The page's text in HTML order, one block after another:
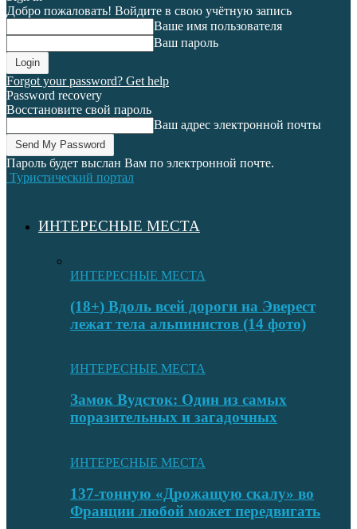
Добро пожаловать! Войдите в свою учётную запись
Ваше имя пользователя
Ваш пароль
Forgot your password? Get help
Password recovery
Восстановите свой пароль
Ваш адрес электронной почты
Пароль будет выслан Вам по электронной почте.
Туристический портал
ИНТЕРЕСНЫЕ МЕСТА
ИНТЕРЕСНЫЕ МЕСТА
(18+) Вдоль всей дороги на Эверест
лежат тела альпинистов (14 фото)
ИНТЕРЕСНЫЕ МЕСТА
Замок Вудсток: Один из самых
поразительных и загадочных
ИНТЕРЕСНЫЕ МЕСТА
137-тонную «Дрожащую скалу» во
Франции любой может передвигать